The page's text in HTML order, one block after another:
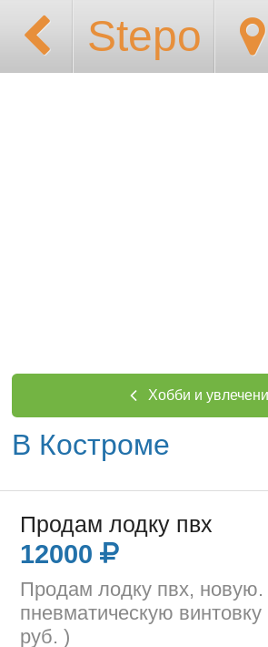
Stepo
Хобби и
В Костроме
Продам лодку пвх
12000
Продам лодку пвх, новую.
пневматическую
руб. )